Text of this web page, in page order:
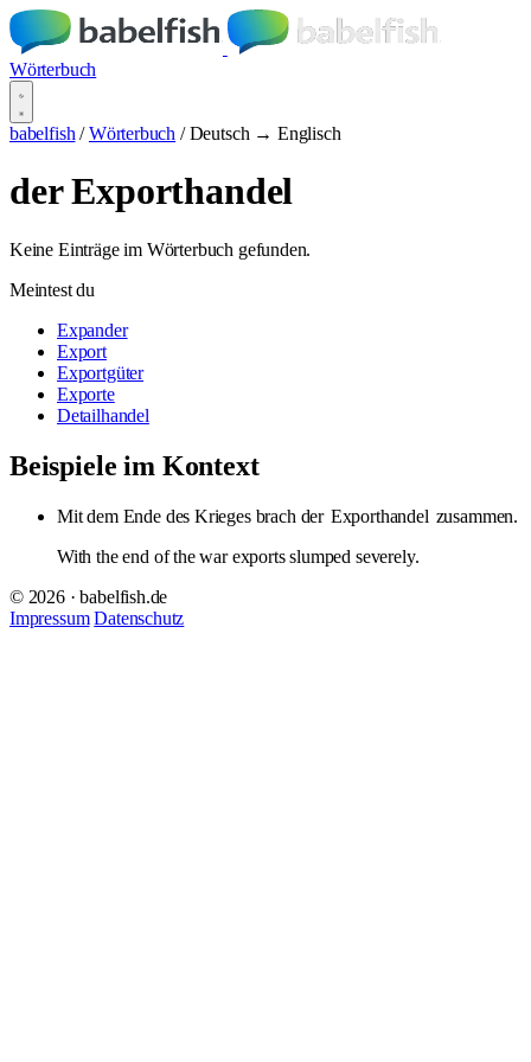
Wörterbuch
babelfish / Wörterbuch / Deutsch → Englisch
der Exporthandel
Keine Einträge im Wörterbuch gefunden.
Meintest du
Expander
Export
Exportgüter
Exporte
Detailhandel
Beispiele im Kontext
Mit dem Ende des Krieges brach der Exporthandel zusammen.
With the end of the war exports slumped severely.
© 2026 · babelfish.de
Impressum Datenschutz